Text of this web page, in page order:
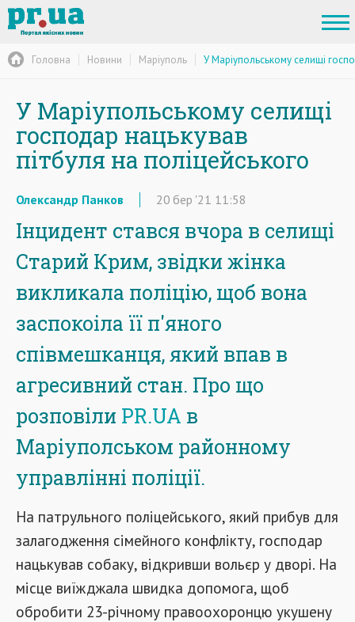
Головна Новини Маріуполь У Маріупольському селищі
У Маріупольському селищі
господар нацькував
пітбуля на поліцейського
Олександр Панков 20 бер '21 11:58
Інцидент стався вчора в селищі
Старий Крим, звідки жінка
викликала поліцію, щоб вона
заспокоіла її п'яного
співмешканця, який впав в
агресивний стан. Про що
розповіли PR.UA в
Маріуполськом районному
управлінні поліції.
На патрульного поліцейського, який прибув для
залагодження сімейного конфлікту, господар
нацькував собаку, відкривши вольєр у дворі. На
місце виїжджала швидка допомога, щоб
обробити 23-річному правоохоронцю укушену